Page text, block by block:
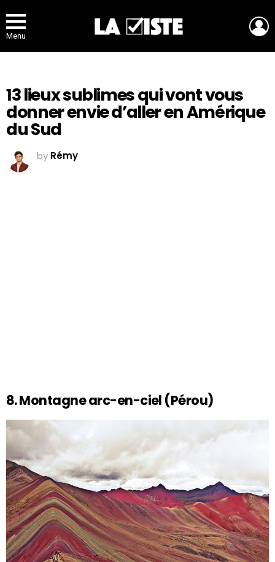
Menu
13 lieux sublimes qui vont vous
donner envie d’aller en Amérique
du Sud
by Rémy
8. Montagne arc-en-ciel (Pérou)